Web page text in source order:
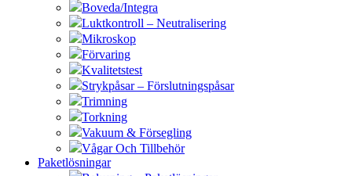
Boveda/Integra
Luktkontroll – Neutralisering
Mikroskop
Förvaring
Kvalitetstest
Strykpåsar – Förslutningspåsar
Trimning
Torkning
Vakuum & Försegling
Vågar Och Tillbehör
Paketlösningar